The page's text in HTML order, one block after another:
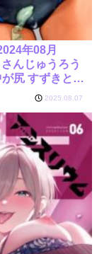
年08月
んじゅうろう
尻 すずきとと
どじろ
2025.08.07